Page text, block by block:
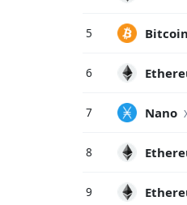
5 Bitcoin
6
7 Nano
8
9